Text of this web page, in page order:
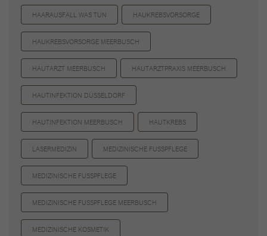
HAARAUSFALL WAS TUN HAUKREBSVORSORGE
HAUKREBSVORSORGE MEERBUSCH
HAUTARZT MEERBUSCH HAUTARZTPRAXIS MEERBUSCH
HAUTINFEKTION DÜSSELDORF
HAUTINFEKTION MEERBUSCH HAUTKREBS
LASERMEDIZIN MEDIZINISCHE FUSSPFLEGE
MEDIZINISCHE FUSSPFLEGE
MEDIZINISCHE FUSSPFLEGE MEERBUSCH
MEDIZINISCHE KOSMETIK